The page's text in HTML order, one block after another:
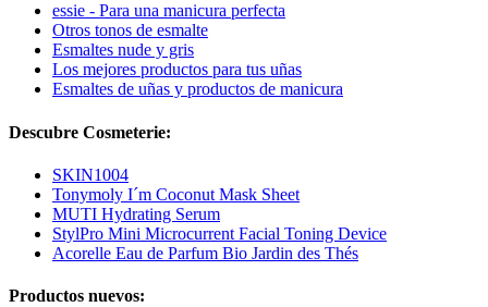
essie - Para una manicura perfecta
Otros tonos de esmalte
Esmaltes nude y gris
Los mejores productos para tus uñas
Esmaltes de uñas y productos de manicura
Descubre Cosmeterie:
SKIN1004
Tonymoly I´m Coconut Mask Sheet
MUTI Hydrating Serum
StylPro Mini Microcurrent Facial Toning Device
Acorelle Eau de Parfum Bio Jardin des Thés
Productos nuevos: